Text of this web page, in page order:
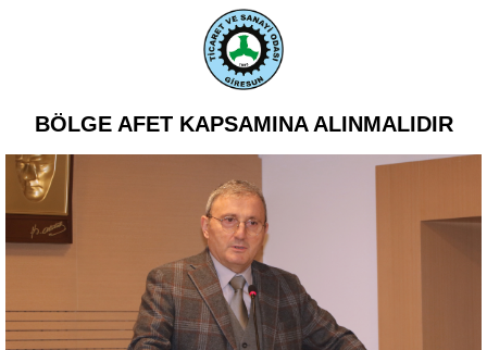
BÖLGE AFET KAPSAMINA ALINMALIDIR